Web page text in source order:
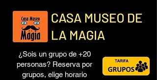
¿Sois un grupo de +20
personas? Reserva por
grupos, elige horario